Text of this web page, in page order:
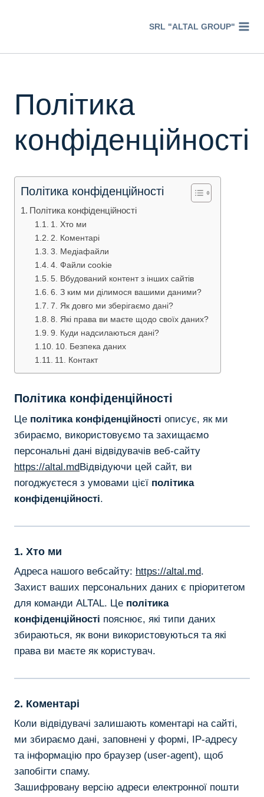
SRL "ALTAL GROUP"
Політика
конфіденційності
Політика конфіденційності
Політика конфіденційності
1. Хто ми
2. Коментарі
3. Медіафайли
4. Файли cookie
5. Вбудований контент з інших сайтів
6. З ким ми ділимося вашими даними?
7. Як довго ми зберігаємо дані?
8. Які права ви маєте щодо своїх даних?
9. Куди надсилаються дані?
10. Безпека даних
11. Контакт
Політика конфіденційності
Це політика конфіденційності описує, як ми
збираємо, використовуємо та захищаємо
персональні дані відвідувачів веб-сайту
https://altal.mdВідвідуючи цей сайт, ви
погоджуєтеся з умовами цієї політика
конфіденційності.
1. Хто ми
Адреса нашого вебсайту: https://altal.md.
Захист ваших персональних даних є пріоритетом
для команди ALTAL. Це політика
конфіденційності пояснює, які типи даних
збираються, як вони використовуються та які
права ви маєте як користувач.
2. Коментарі
Коли відвідувачі залишають коментарі на сайті,
ми збираємо дані, заповнені у формі, IP-адресу
та інформацію про браузер (user-agent), щоб
запобігти спаму.
Зашифровану версію адреси електронної пошти